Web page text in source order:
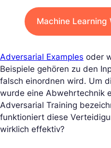
Machine Learning
Adversarial Examples oder
Beispiele gehören zu den
falsch einordnen wird. Um
wurde eine Abwehrtechnik
Adversarial Training
funktioniert diese
wirklich effektiv?